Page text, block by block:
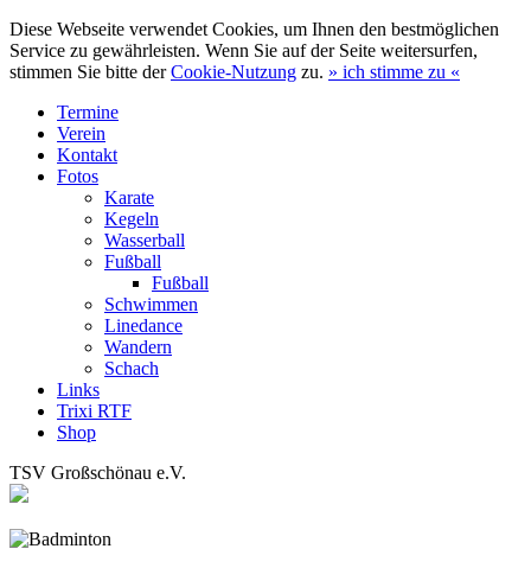
Diese Webseite verwendet Cookies, um Ihnen den bestmöglichen
Service zu gewährleisten. Wenn Sie auf der Seite weitersurfen,
stimmen Sie bitte derCookie-Nutzung zu. » ich stimme zu «
Termine
Verein
Kontakt
Fotos
Karate
Kegeln
Wasserball
Fußball
Fußball
Schwimmen
Linedance
Wandern
Schach
Links
Trixi RTF
Shop
TSV Großschönau e.V.